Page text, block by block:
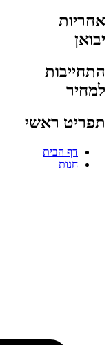
אחריות
יבואן
התחייבות
למחיר
תפריט ראשי
דף הבית
חנות